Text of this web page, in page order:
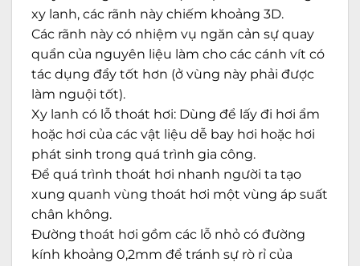
xy lanh, các rãnh này chiếm khoảng 3D.
Các rãnh này có nhiệm vụ ngăn cản sự quay
quẩn của nguyên liệu làm cho các cánh vít có
tác dụng đẩy tốt hơn (ở vùng này phải được
làm nguội tốt).
Xy lanh có lỗ thoát hơi: Dùng để lấy đi hơi ẩm
hoặc hơi của các vật liệu dễ bay hơi hoặc hơi
phát sinh trong quá trình gia công.
Để quá trình thoát hơi nhanh người ta tạo
xung quanh vùng thoát hơi một vùng áp suất
chân không.
Đường thoát hơi gồm các lỗ nhỏ có đường
kính khoảng 0,2mm để tránh sự rò rỉ của